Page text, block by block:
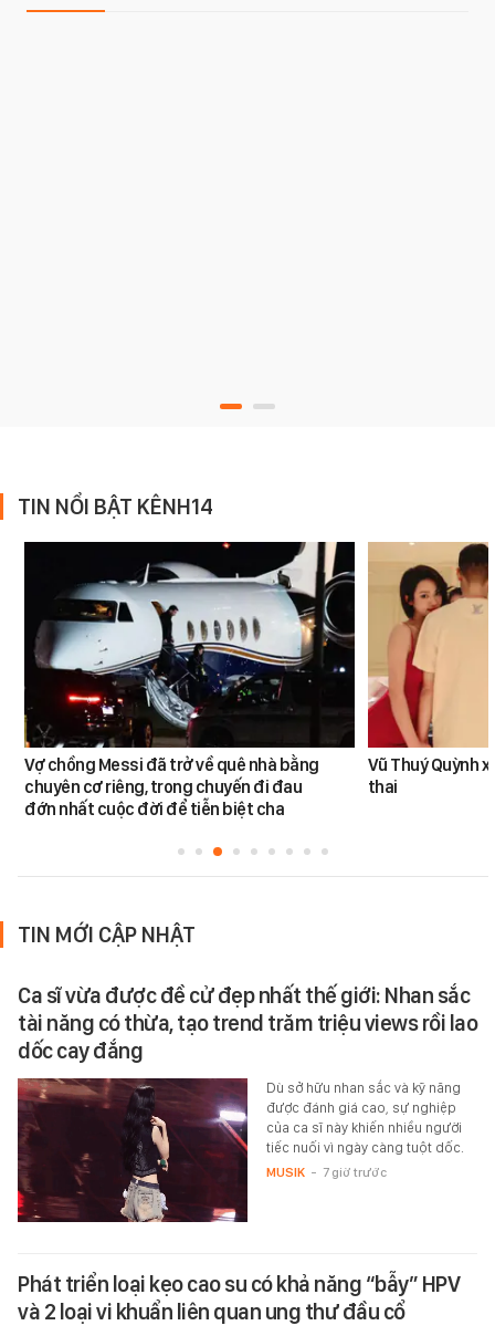
TIN NỔI BẬT KÊNH14
Vợ chồng Messi đã trở về quê nhà bằng
chuyên cơ riêng, trong chuyến đi đau
đớn nhất cuộc đời để tiễn biệt cha
Vũ Thuý Quỳnh
thai
TIN MỚI CẬP NHẬT
Ca sĩ vừa được đề cử đẹp nhất thế giới: Nhan sắc
tài năng có thừa, tạo trend trăm triệu views rồi lao
dốc cay đắng
Dù sở hữu nhan sắc và kỹ năng
được đánh giá cao, sự nghiệp
của ca sĩ này khiến nhiều người
tiếc nuối vì ngày càng tuột dốc.
MUSIK - 7 giờ trước
Phát triển loại kẹo cao su có khả năng “bẫy” HPV
và 2 loại vi khuẩn liên quan ung thư đầu cổ